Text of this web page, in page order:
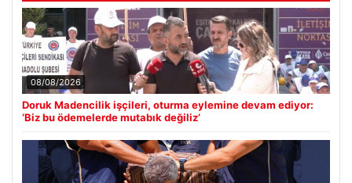
08/08/2026
Doruk Madencilik işçileri, oturma eylemine devam ediyor:
‘Biz bu ödemelerde mutabık değiliz’